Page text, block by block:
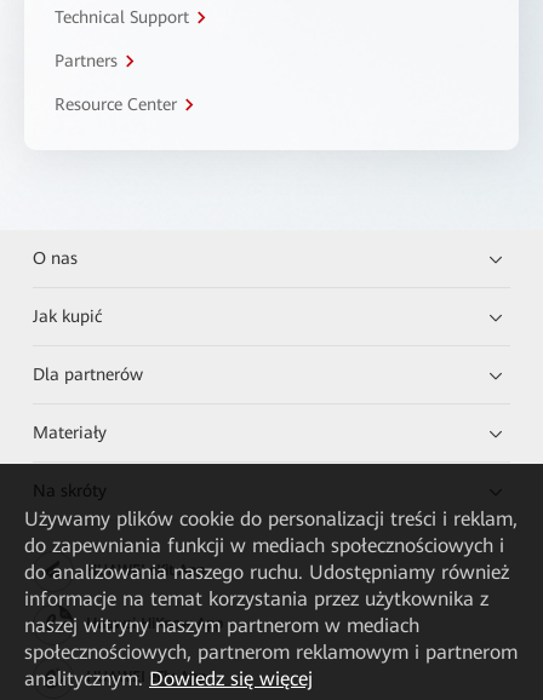
Technical Support
Partners
Resource Center
O nas
Jak kupić
Dla partnerów
Materiały
Na skróty
HUAWEI eKit App
Huawei HiKnow App
HUAWEI eFly App
Używamy plików cookie do personalizacji treści i reklam,
do zapewniania funkcji w mediach społecznościowych i
do analizowania naszego ruchu. Udostępniamy również
informacje na temat korzystania przez użytkownika z
naszej witryny naszym partnerom w mediach
społecznościowych, partnerom reklamowym i partnerom
analitycznym. Dowiedz się więcej